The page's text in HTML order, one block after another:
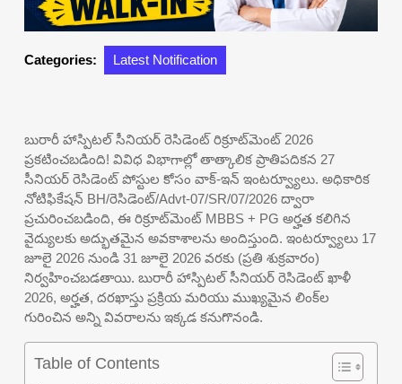
Categories: Latest Notification
బురారీ హాస్పిటల్ సీనియర్ రెసిడెంట్ రిక్రూట్‌మెంట్ 2026
ప్రకటించబడింది! వివిధ విభాగాల్లో తాత్కాలిక ప్రాతిపదికన 27
సీనియర్ రెసిడెంట్ పోస్టుల కోసం వాక్-ఇన్ ఇంటర్వ్యూలు. అధికారిక
నోటిఫికేషన్ BH/రెసిడెంట్/Advt-07/SR/07/2026 ద్వారా
ప్రచురించబడింది, ఈ రిక్రూట్‌మెంట్ MBBS + PG అర్హత కలిగిన
వైద్యులకు అద్భుతమైన అవకాశాలను అందిస్తుంది. ఇంటర్వ్యూలు 17
జూలై 2026 నుండి 31 జూలై 2026 వరకు (ప్రతి శుక్రవారం)
నిర్వహించబడతాయి. బురారీ హాస్పిటల్ సీనియర్ రెసిడెంట్ ఖాళీ
2026, అర్హత, దరఖాస్తు ప్రక్రియ మరియు ముఖ్యమైన లింక్‌ల
గురించిన అన్ని వివరాలను ఇక్కడ కనుగొనండి.
Table of Contents